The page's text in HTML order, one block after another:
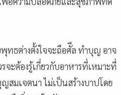
ธต่างตั้งใจจะถือศัีล ทำบุญ อาจ
จะต้องรู้เกี่ยวกับอาหารที่เหมาะที่
สมเจตนา ไม่เป็นสร้างบาปโดย